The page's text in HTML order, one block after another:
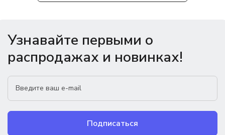
Узнавайте первыми о
распродажах и новинках!
Подписаться